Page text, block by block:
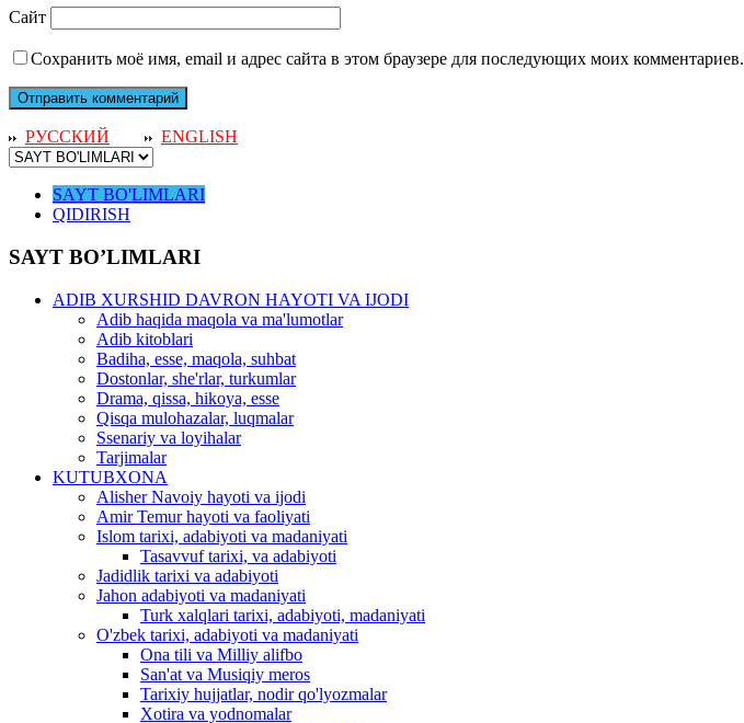
Сайт
Сохранить моё имя, email и адрес сайта в этом браузере для последующих моих комментариев.
РУССКИЙ ENGLISH
SAYT BO'LIMLARI
QIDIRISH
SAYT BO’LIMLARI
ADIB XURSHID DAVRON HAYOTI VA IJODI
Adib haqida maqola va ma'lumotlar
Adib kitoblari
Badiha, esse, maqola, suhbat
Dostonlar, she'rlar, turkumlar
Drama, qissa, hikoya, esse
Qisqa mulohazalar, luqmalar
Ssenariy va loyihalar
Tarjimalar
KUTUBXONA
Alisher Navoiy hayoti va ijodi
Amir Temur hayoti va faoliyati
Islom tarixi, adabiyoti va madaniyati
Tasavvuf tarixi, va adabiyoti
Jadidlik tarixi va adabiyoti
Jahon adabiyoti va madaniyati
Turk xalqlari tarixi, adabiyoti, madaniyati
O'zbek tarixi, adabiyoti va madaniyati
Ona tili va Milliy alifbo
San'at va Musiqiy meros
Tarixiy hujjatlar, nodir qo'lyozmalar
Xotira va yodnomalar